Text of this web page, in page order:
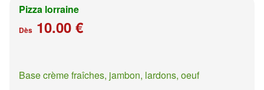
Pizza lorraine
Dès 10.00 €
Base crème fraîches, jambon, lardons, oeuf